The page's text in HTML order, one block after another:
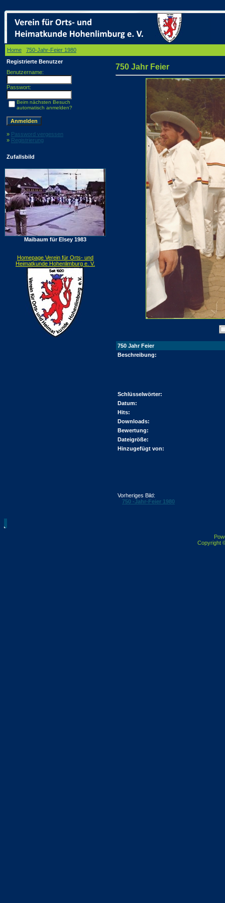
Home 750-Jahr-Feier 1980
Registrierte Benutzer
Benutzername:
Passwort:
Beim nächsten Besuch
automatisch anmelden?
» Password vergessen
» Registrierung
Zufallsbild
Maibaum für Elsey 1983
Homepage Verein für Orts- und
Heimatkunde Hohenlimburg e. V.
750 Jahr Feier
750 Jahr Feier
Beschreibung:
Schlüsselwörter:
Datum:
Hits:
Downloads:
Bewertung:
Dateigröße:
Hinzugefügt von:
Vorheriges Bild:
750 -Jahr-Feier 1980
Copyright